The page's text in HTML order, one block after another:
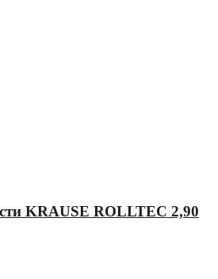
KRAUSE ROLLTEC 2,90